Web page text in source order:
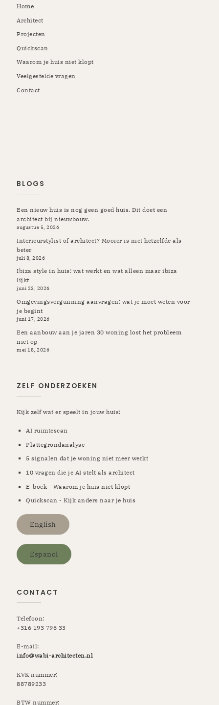
Home
Architect
Projecten
Quickscan
Waarom je huis niet klopt
Veelgestelde vragen
Contact
BLOGS
Een nieuw huis is nog geen goed huis. Dit doet een
architect bij nieuwbouw.
augustus 5, 2026
Interieurstylist of architect? Mooier is niet hetzelfde als
beter
juli 8, 2026
Ibiza style in huis: wat werkt en wat alleen maar ibiza
lijkt
juni 23, 2026
Omgevingsvergunning aanvragen: wat je moet weten voor
je begint
juni 17, 2026
Een aanbouw aan je jaren 30 woning lost het probleem
niet op
mei 18, 2026
ZELF ONDERZOEKEN
Kijk zelf wat er speelt in jouw huis:
AI ruimtescan
Plattegrondanalyse
5 signalen dat je woning niet meer werkt
10 vragen die je AI stelt als architect
E-boek - Waarom je huis niet klopt
Quickscan - Kijk anders naar je huis
English
Espanol
CONTACT
Telefoon:
+316 193 798 33
E-mail:
info@wabi-architecten.nl
KVK nummer:
88789233
BTW nummer: